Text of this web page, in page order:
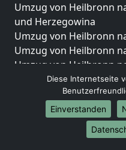
Umzug von Heilbronn
und Herzegowina
Umzug von Heilbronn
Umzug von Heilbronn
Umzug von Heilbronn
Umzug von Heilbronn
Umzug von Heilbronn
Umzug von Heilbronn
Umzug von Heilbronn
Umzug von Heilbronn
Diese Internetseite
Einverstanden